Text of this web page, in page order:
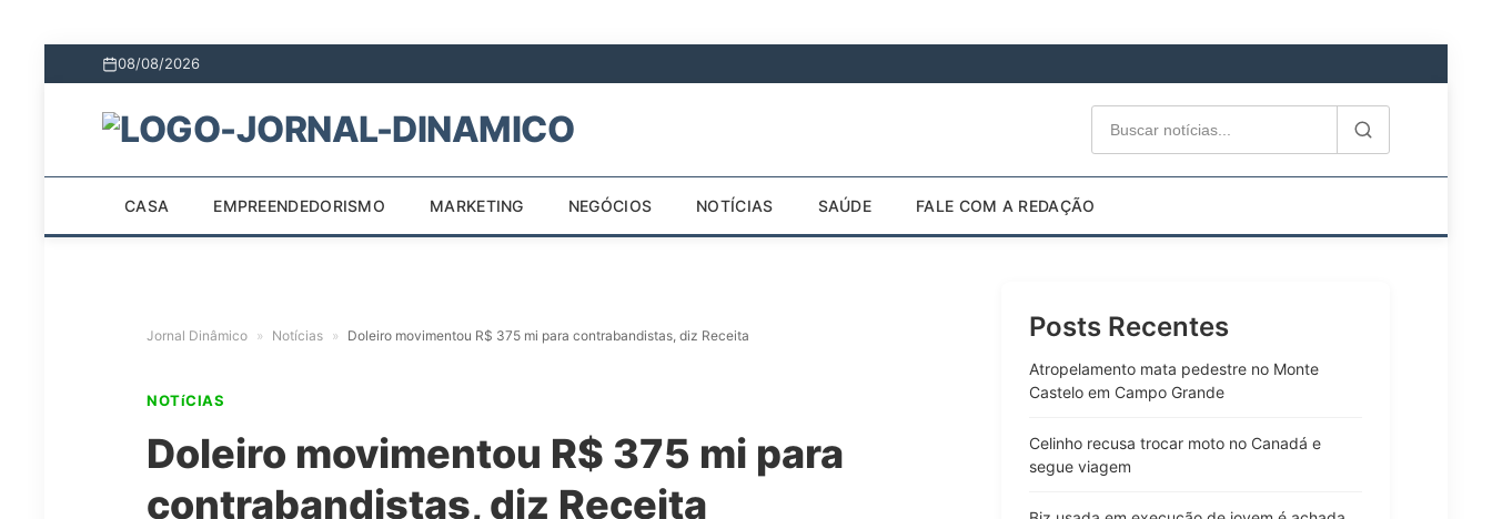
08/08/2026
CASA EMPREENDEDORISMO MARKETING NEGÓCIOS NOTÍCIAS SAÚDE FALE COM A REDAÇÃO
Jornal Dinâmico » Notícias » Doleiro movimentou R$ 375 mi para contrabandistas, diz Receita
NOTíCIAS
Doleiro movimentou R$ 375 mi para
contrabandistas, diz Receita
Posts Recentes
Atropelamento mata pedestre no Monte
Castelo em Campo Grande
Celinho recusa trocar moto no Canadá e
segue viagem